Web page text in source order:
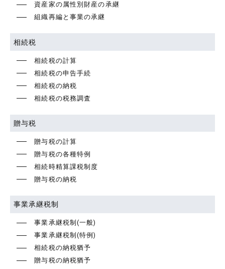
資産家の属性別財産の承継
組織再編と事業の承継
相続税
相続税の計算
相続税の申告手続
相続税の納税
相続税の税務調査
贈与税
贈与税の計算
贈与税の各種特例
相続時精算課税制度
贈与税の納税
事業承継税制
事業承継税制(一般)
事業承継税制(特例)
相続税の納税猶予
贈与税の納税猶予